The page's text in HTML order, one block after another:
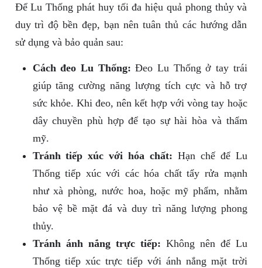
Để Lu Thống phát huy tối đa hiệu quả phong thủy và
duy trì độ bền đẹp, bạn nên tuân thủ các hướng dẫn
sử dụng và bảo quản sau:
Cách đeo Lu Thống: Đeo Lu Thống ở tay trái
giúp tăng cường năng lượng tích cực và hỗ trợ
sức khỏe. Khi đeo, nên kết hợp với vòng tay hoặc
dây chuyền phù hợp để tạo sự hài hòa và thẩm
mỹ.
Tránh tiếp xúc với hóa chất: Hạn chế để Lu
Thống tiếp xúc với các hóa chất tẩy rửa mạnh
như xà phòng, nước hoa, hoặc mỹ phẩm, nhằm
bảo vệ bề mặt đá và duy trì năng lượng phong
thủy.
Tránh ánh nắng trực tiếp: Không nên để Lu
Thống tiếp xúc trực tiếp với ánh nắng mặt trời